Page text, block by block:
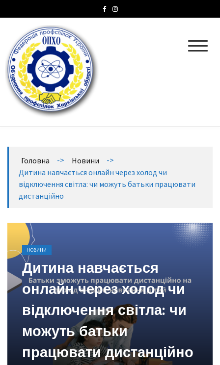
Головна -> Новини
->
Дитина навчається онлайн через холод чи
відключення світла: чи можуть батьки працювати
дистанційно
НОВИНИ
Дитина навчається
онлайн через холод чи
відключення світла: чи
можуть батьки
працювати дистанційно